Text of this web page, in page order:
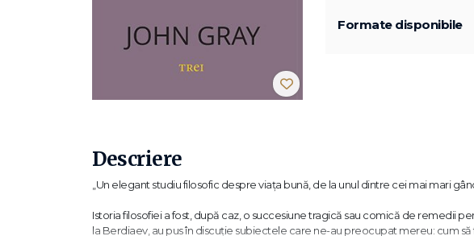
Formate disponibile
Descriere
„Un elegant studiu filosofic despre viața bună, de la unul dintre cei mai mari
Istoria filosofiei a fost, după caz, o succesiune tragică sau comică de remedii
la Berdiaev, au pus în discuție subiectele care ne-au preocupat mereu: cum să